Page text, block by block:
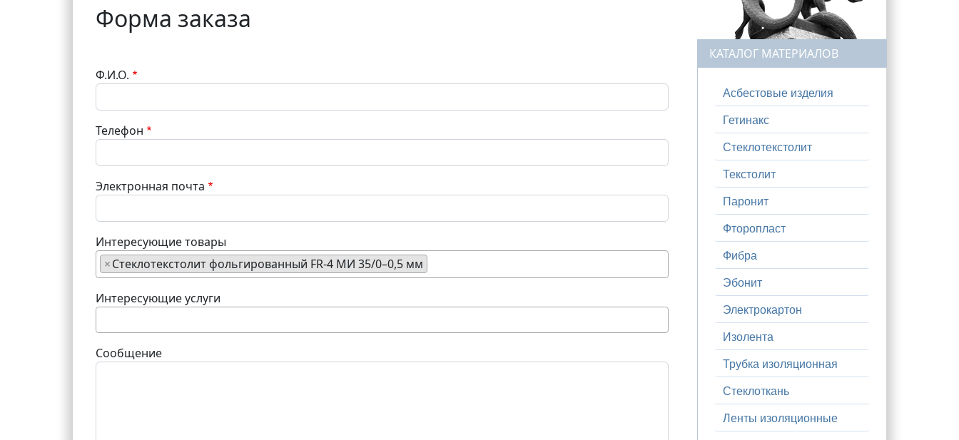
Форма заказа
Ф.И.О.
Телефон
Электронная почта
Интересующие товары
×Стеклотекстолит фольгированный FR-4 МИ 35/0–0,5 мм
Интересующие услуги
Сообщение
КАТАЛОГ МАТЕРИАЛОВ
Асбестовые изделия
Гетинакс
Стеклотекстолит
Текстолит
Паронит
Фторопласт
Фибра
Эбонит
Электрокартон
Изолента
Трубка изоляционная
Стеклоткань
Ленты изоляционные